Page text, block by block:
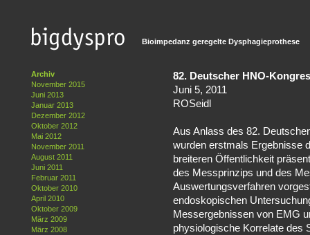
Bioimpedanz geregelte Dysphagieprothese
82. Deutscher HNO-
Juni 5, 2011
ROSeidl
Aus Anlass des 82.
wurden erstmals Ergebnisse
breiteren Öffentlichkeit
des Messprinzips und des
Auswertungsverfahren
endoskopischen
Messergebnissen von EMG
physiologische Korrelate des
Archiv
November 2015
Juni 2013
Januar 2013
Dezember 2012
Oktober 2012
Mai 2012
November 2011
August 2011
Juni 2011
Februar 2011
Oktober 2010
April 2010
Oktober 2009
März 2009
März 2008